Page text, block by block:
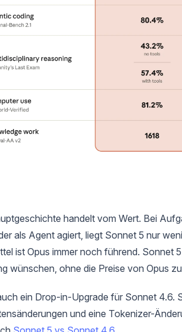
handelt vom Wert. Bei
als Agent agiert, liegt Sonnet 5 nur
ist Opus immer noch führend. Sonnet
wünschen, ohne die Preise von Opus
ein Drop-in-Upgrade für Sonnet 4.6.
und eine Tokenizer-